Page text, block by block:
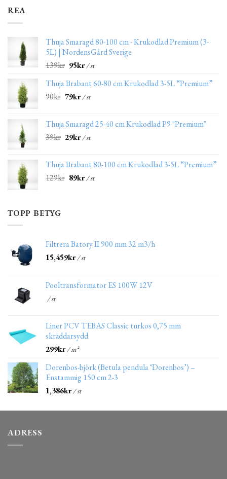
REA
Thuja Smaragd 80-100 cm - Krukodlad Premium (3-
5L) | NordensGård Sverige
139kr 95kr/ st
Thuja Brabant 60-80 cm Krukodlad 3-5L “Premium”
90kr 79kr/ st
Thuja Smaragd 25-40 cm Krukodlad P9 "Premium"
39kr 29kr/ st
Thuja Brabant 80-100 cm Krukodlad 3-5L “Premium”
129kr 89kr/ st
TOPP BETYG
Filtrera Batory II 900 mm 32 m3/h
15,459kr/ st
Pooltransformator ES 100W 12V
/ st
Liner PCV TEBAS Classic turkos 0,75 mm
skräddarsydd
299kr/ m²
Dorenbos-björk (Betula pendula ‘Dorenbos’) –
Enstammig 150 cm 2-3
1,386kr/ st
ADRESS